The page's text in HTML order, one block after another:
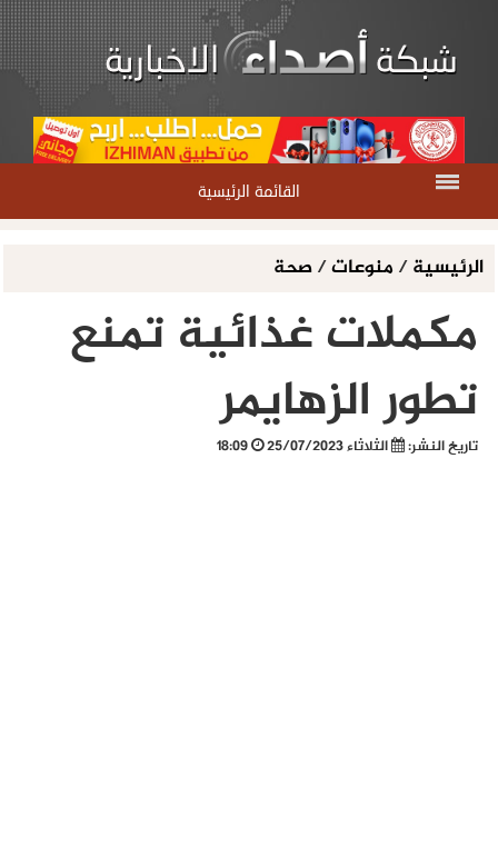
القائمة الرئيسية
الرئيسية/ منوعات/صحة
مكملات غذائية تمنع
تطور الزهايمر
تاريخ النشر: الثلاثاء 25/07/2023